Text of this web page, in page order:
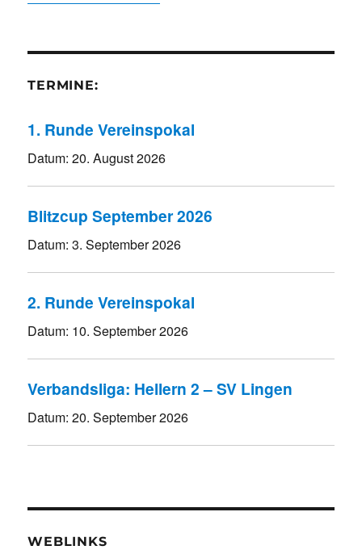
TERMINE:
1. Runde Vereinspokal
Datum:20. August 2026
Blitzcup September 2026
Datum:3. September 2026
2. Runde Vereinspokal
Datum: 10. September 2026
Verbandsliga: Hellern 2 – SV Lingen
Datum:20. September 2026
WEBLINKS